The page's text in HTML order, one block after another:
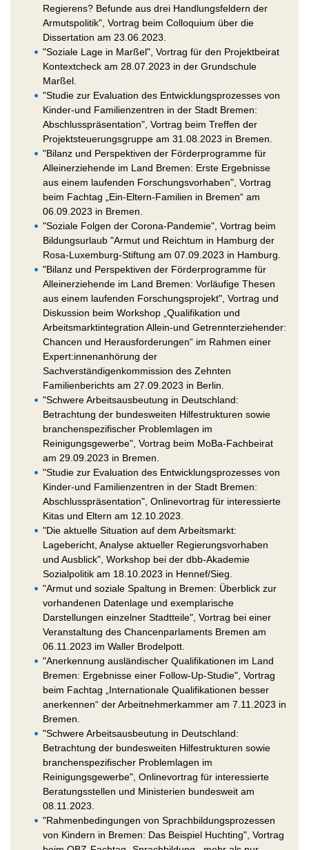
Regierens? Befunde aus drei Handlungsfeldern der
Armutspolitik", Vortrag beim Colloquium über die
Dissertation am 23.06.2023.
"Soziale Lage in Marßel", Vortrag für den Projektbeirat
Kontextcheck am 28.07.2023 in der Grundschule
Marßel.
"Studie zur Evaluation des Entwicklungsprozesses von
Kinder-und Familienzentren in der Stadt Bremen:
Abschlusspräsentation", Vortrag beim Treffen der
Projektsteuerungsgruppe am 31.08.2023 in Bremen.
"Bilanz und Perspektiven der Förderprogramme für
Alleinerziehende im Land Bremen: Erste Ergebnisse
aus einem laufenden Forschungsvorhaben", Vortrag
beim Fachtag „Ein-Eltern-Familien in Bremen“ am
06.09.2023 in Bremen.
"Soziale Folgen der Corona-Pandemie", Vortrag beim
Bildungsurlaub "Armut und Reichtum in Hamburg der
Rosa-Luxemburg-Stiftung am 07.09.2023 in Hamburg.
"Bilanz und Perspektiven der Förderprogramme für
Alleinerziehende im Land Bremen: Vorläufige Thesen
aus einem laufenden Forschungsprojekt", Vortrag und
Diskussion beim Workshop „Qualifikation und
Arbeitsmarktintegration Allein-und Getrennterziehender:
Chancen und Herausforderungen“ im Rahmen einer
Expert:innenanhörung der
Sachverständigenkommission des Zehnten
Familienberichts am 27.09.2023 in Berlin.
"Schwere Arbeitsausbeutung in Deutschland:
Betrachtung der bundesweiten Hilfestrukturen sowie
branchenspezifischer Problemlagen im
Reinigungsgewerbe", Vortrag beim MoBa-Fachbeirat
am 29.09.2023 in Bremen.
"Studie zur Evaluation des Entwicklungsprozesses von
Kinder-und Familienzentren in der Stadt Bremen:
Abschlusspräsentation", Onlinevortrag für interessierte
Kitas und Eltern am 12.10.2023.
"Die aktuelle Situation auf dem Arbeitsmarkt:
Lagebericht, Analyse aktueller Regierungsvorhaben
und Ausblick", Workshop bei der dbb-Akademie
Sozialpolitik am 18.10.2023 in Hennef/Sieg.
"Armut und soziale Spaltung in Bremen: Überblick zur
vorhandenen Datenlage und exemplarische
Darstellungen einzelner Stadtteile", Vortrag bei einer
Veranstaltung des Chancenparlaments Bremen am
06.11.2023 im Waller Brodelpott.
"Anerkennung ausländischer Qualifikationen im Land
Bremen: Ergebnisse einer Follow-Up-Studie", Vortrag
beim Fachtag „Internationale Qualifikationen besser
anerkennen“ der Arbeitnehmerkammer am 7.11.2023 in
Bremen.
"Schwere Arbeitsausbeutung in Deutschland:
Betrachtung der bundesweiten Hilfestrukturen sowie
branchenspezifischer Problemlagen im
Reinigungsgewerbe", Onlinevortrag für interessierte
Beratungsstellen und Ministerien bundesweit am
08.11.2023.
"Rahmenbedingungen von Sprachbildungsprozessen
von Kindern in Bremen: Das Beispiel Huchting", Vortrag